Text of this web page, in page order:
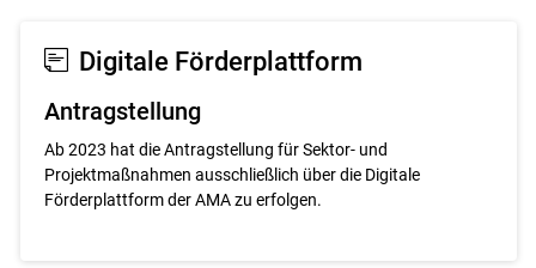
Digitale Förderplattform
Antragstellung
Ab 2023 hat die Antragstellung für Sektor- und
Projektmaßnahmen ausschließlich über die Digitale
Förderplattform der AMA zu erfolgen.